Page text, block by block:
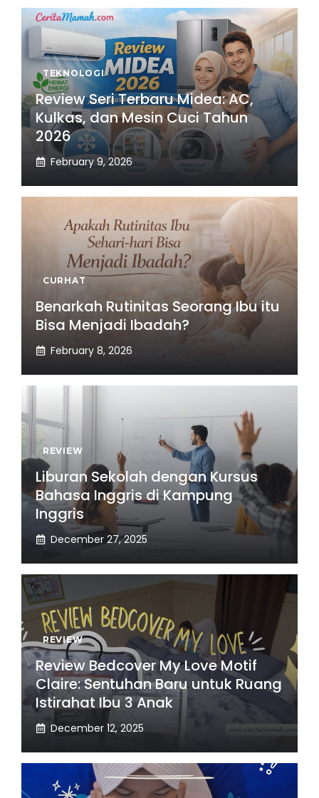
TEKNOLOGI
Review Seri Terbaru Midea: AC,
Kulkas, dan Mesin Cuci Tahun
2026
February 9, 2026
CURHAT
Benarkah Rutinitas Seorang Ibu itu
Bisa Menjadi Ibadah?
February 8, 2026
REVIEW
Liburan Sekolah dengan Kursus
Bahasa Inggris di Kampung
Inggris
December 27, 2025
REVIEW
Review Bedcover My Love Motif
Claire: Sentuhan Baru untuk Ruang
Istirahat Ibu 3 Anak
December 12, 2025